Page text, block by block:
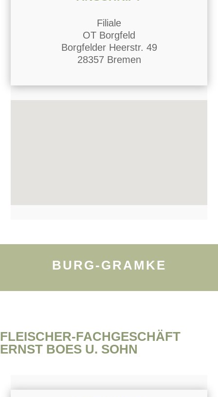
Filiale
OT Borgfeld
Borgfelder Heerstr. 49
28357 Bremen
BURG-GRAMKE
FLEISCHER-FACHGESCHÄFT
ERNST BOES U. SOHN